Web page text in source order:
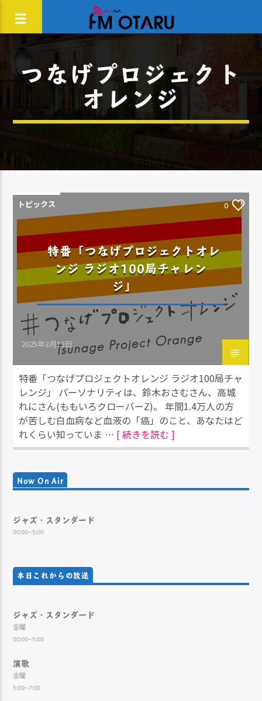
つなげプロジェクト
オレンジ
トピックス 0
特番「つなげプロジェクトオレ
ンジ ラジオ100局チャレン
ジ」
2025年3月13日
特番「つなげプロジェクトオレンジ ラジオ100局チャ
レンジ」 パーソナリティは、鈴木おさむさん、高城
れにさん(ももいろクローバーZ)。 年間1.4万人の方
が苦しむ白血病など血液の「癌」のこと、あなたはど
れくらい知っていま … [ 続きを読む ]
Now On Air
ジャズ・スタンダード
00:00~5:00
本日これからの放送
ジャズ・スタンダード
金曜
00:00~5:00
演歌
金曜
5:00~7:00